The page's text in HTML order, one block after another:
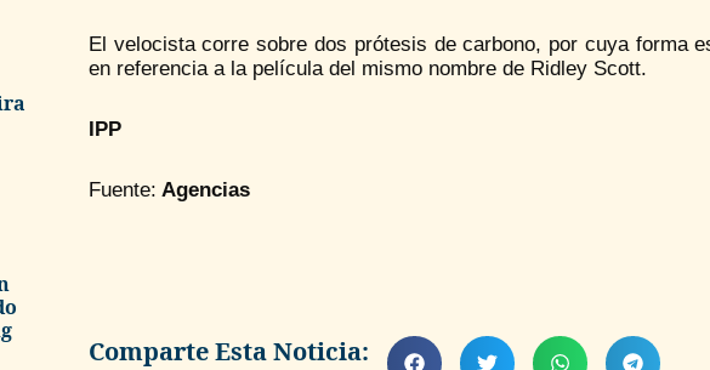
El velocista corre sobre dos prótesis de carbono, por cuya forma
en referencia a la película del mismo nombre de Ridley Scott.
IPP
Fuente: Agencias
Comparte Esta Noticia: